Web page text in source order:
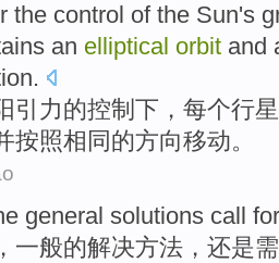
the control ofthe Sun's
an elliptical orbit and
.
引力的控制 下 ， 每个行星
按照相同 的方向移动。
general solutions call for
， 一般的解决方法 ，还是